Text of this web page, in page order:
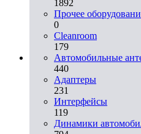
1892
Прочее
0
Cleanroom
179
Автомобильные
440
Адаптеры
231
Интерфейсы
119
Динамики